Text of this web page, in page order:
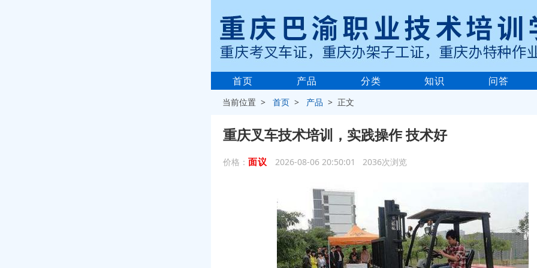
首页 产品 分类 知识 问答
当前位置 >首页 > 产品 > 正文
重庆叉车技术培训，实践操作 技术好
价格： 面议 2026-08-06 20:50:01 2036次浏览